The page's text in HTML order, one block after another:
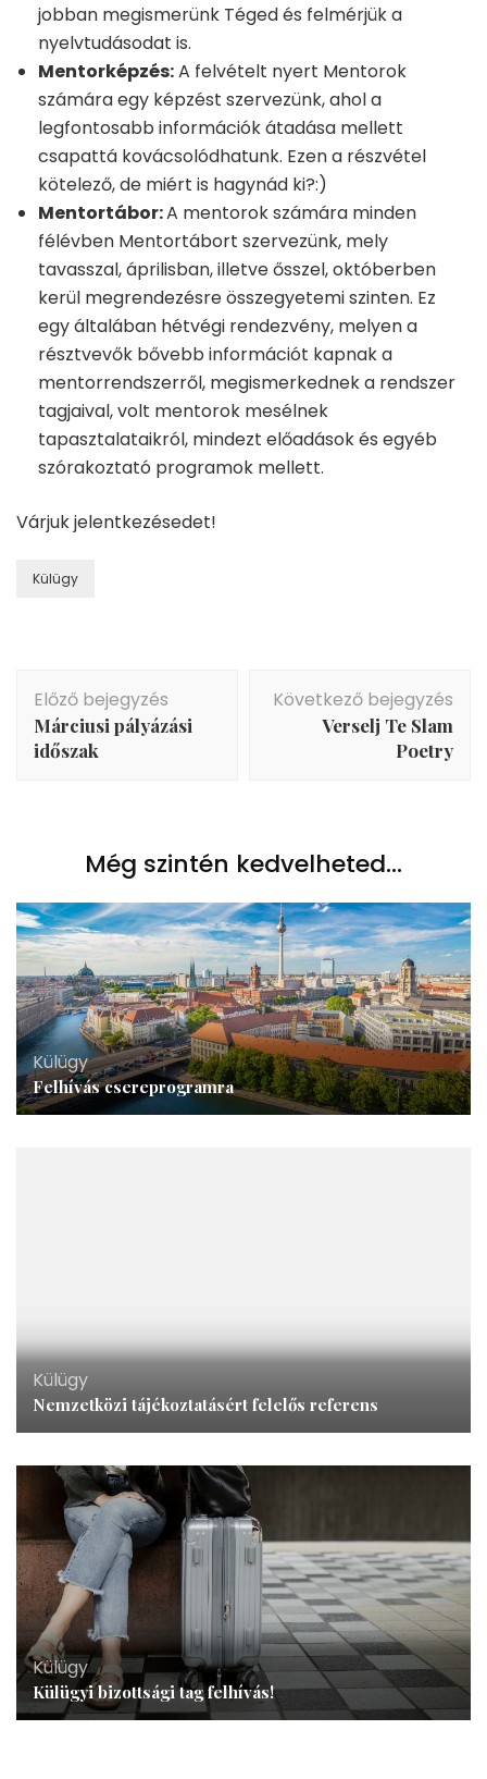
jobban megismerünk Téged és felmérjük a
nyelvtudásodat is.
Mentorképzés:A felvételt nyert Mentorok
számára egy képzést szervezünk, ahol a
legfontosabb információk átadása mellett
csapattá kovácsolódhatunk. Ezen a részvétel
kötelező, de miért is hagynád ki?:)
Mentortábor:A mentorok számára minden
félévben Mentortábort szervezünk, mely
tavasszal, áprilisban, illetve ősszel, októberben
kerül megrendezésre összegyetemi szinten. Ez
egy általában hétvégi rendezvény, melyen a
résztvevők bővebb információt kapnak a
mentorrendszerről, megismerkednek a rendszer
tagjaival, volt mentorok mesélnek
tapasztalataikról, mindezt előadások és egyéb
szórakoztató programok mellett.
Várjuk jelentkezésedet!
Külügy
navigáció
Előző bejegyzés
Márciusi pályázási
időszak
Következő bejegyzés
Verselj Te Slam
Poetry
Még szintén kedvelheted...
Külügy
Felhívás csereprogramra
Külügy
Nemzetközi tájékoztatásért felelős referens
Külügy
Külügyi bizottsági tag felhívás!